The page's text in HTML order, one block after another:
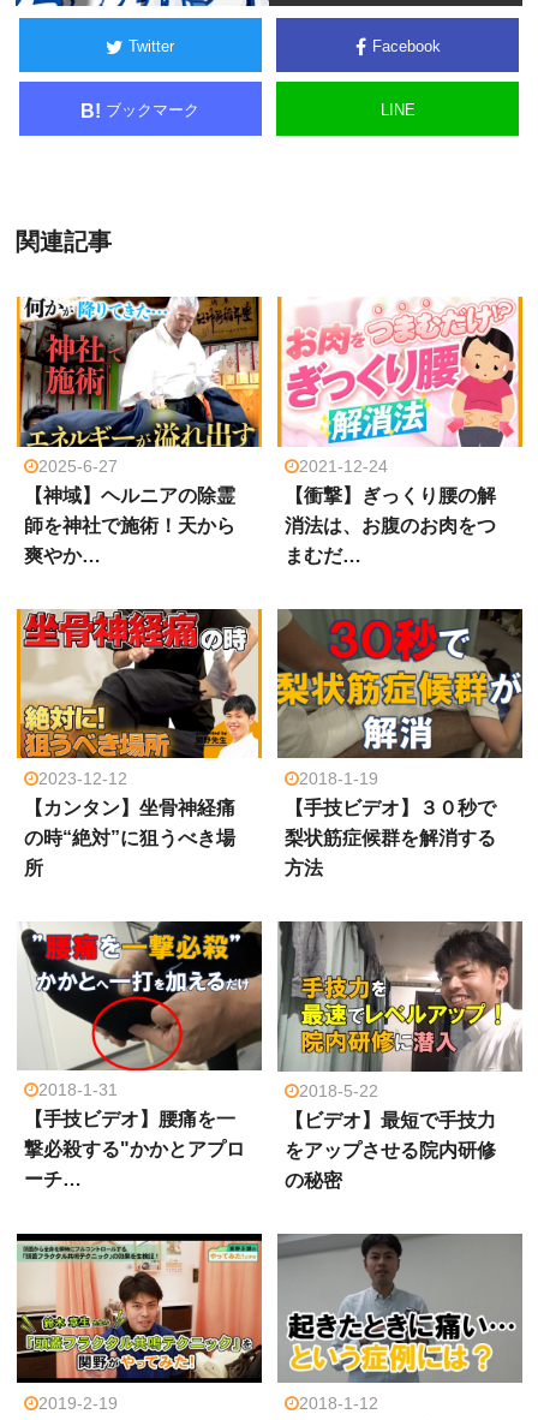
Twitter Facebook
B! ブックマーク LINE
関連記事
2025-6-27
【神域】ヘルニアの除霊
師を神社で施術！天から
爽やか…
2021-12-24
【衝撃】ぎっくり腰の解
消法は、お腹のお肉をつ
まむだ…
2023-12-12
【カンタン】坐骨神経痛
の時“絶対”に狙うべき場
所
2018-1-19
【手技ビデオ】３０秒で
梨状筋症候群を解消する
方法
2018-1-31
【手技ビデオ】腰痛を一
撃必殺する"かかとアプロ
ーチ…
2018-5-22
【ビデオ】最短で手技力
をアップさせる院内研修
の秘密
2019-2-19 2018-1-12